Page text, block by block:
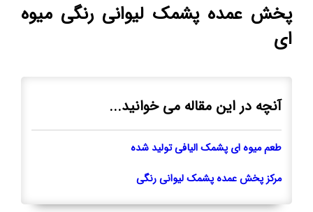
پخش عمده پشمک لیوانی رنگی میوه
ای
آنچه در این مقاله می خوانید...
طعم میوه ای پشمک الیافی تولید شده
مرکز پخش عمده پشمک لیوانی رنگی